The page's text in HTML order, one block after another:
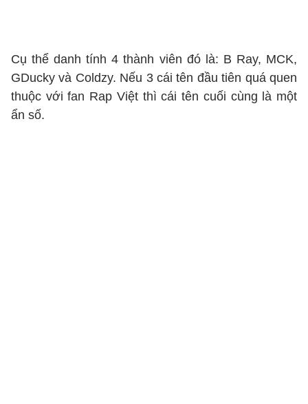
Cụ thể danh tính 4 thành viên đó là: B Ray, MCK,
GDucky và Coldzy. Nếu 3 cái tên đầu tiên quá quen
thuộc với fan Rap Việt thì cái tên cuối cùng là một
ẩn số.